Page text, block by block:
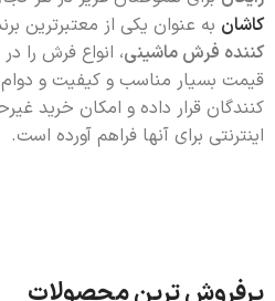
کاشان به عنوان یکی از معتبرترین
کننده فرش ماشینی، انواع فرش را
قیمت بسیار مناسب و کیفیت و دوام
کنندگان قرار داده و امکان خرید
اینترنتی برای آنها فراهم آورده است.
پرفروش ترین محصولات